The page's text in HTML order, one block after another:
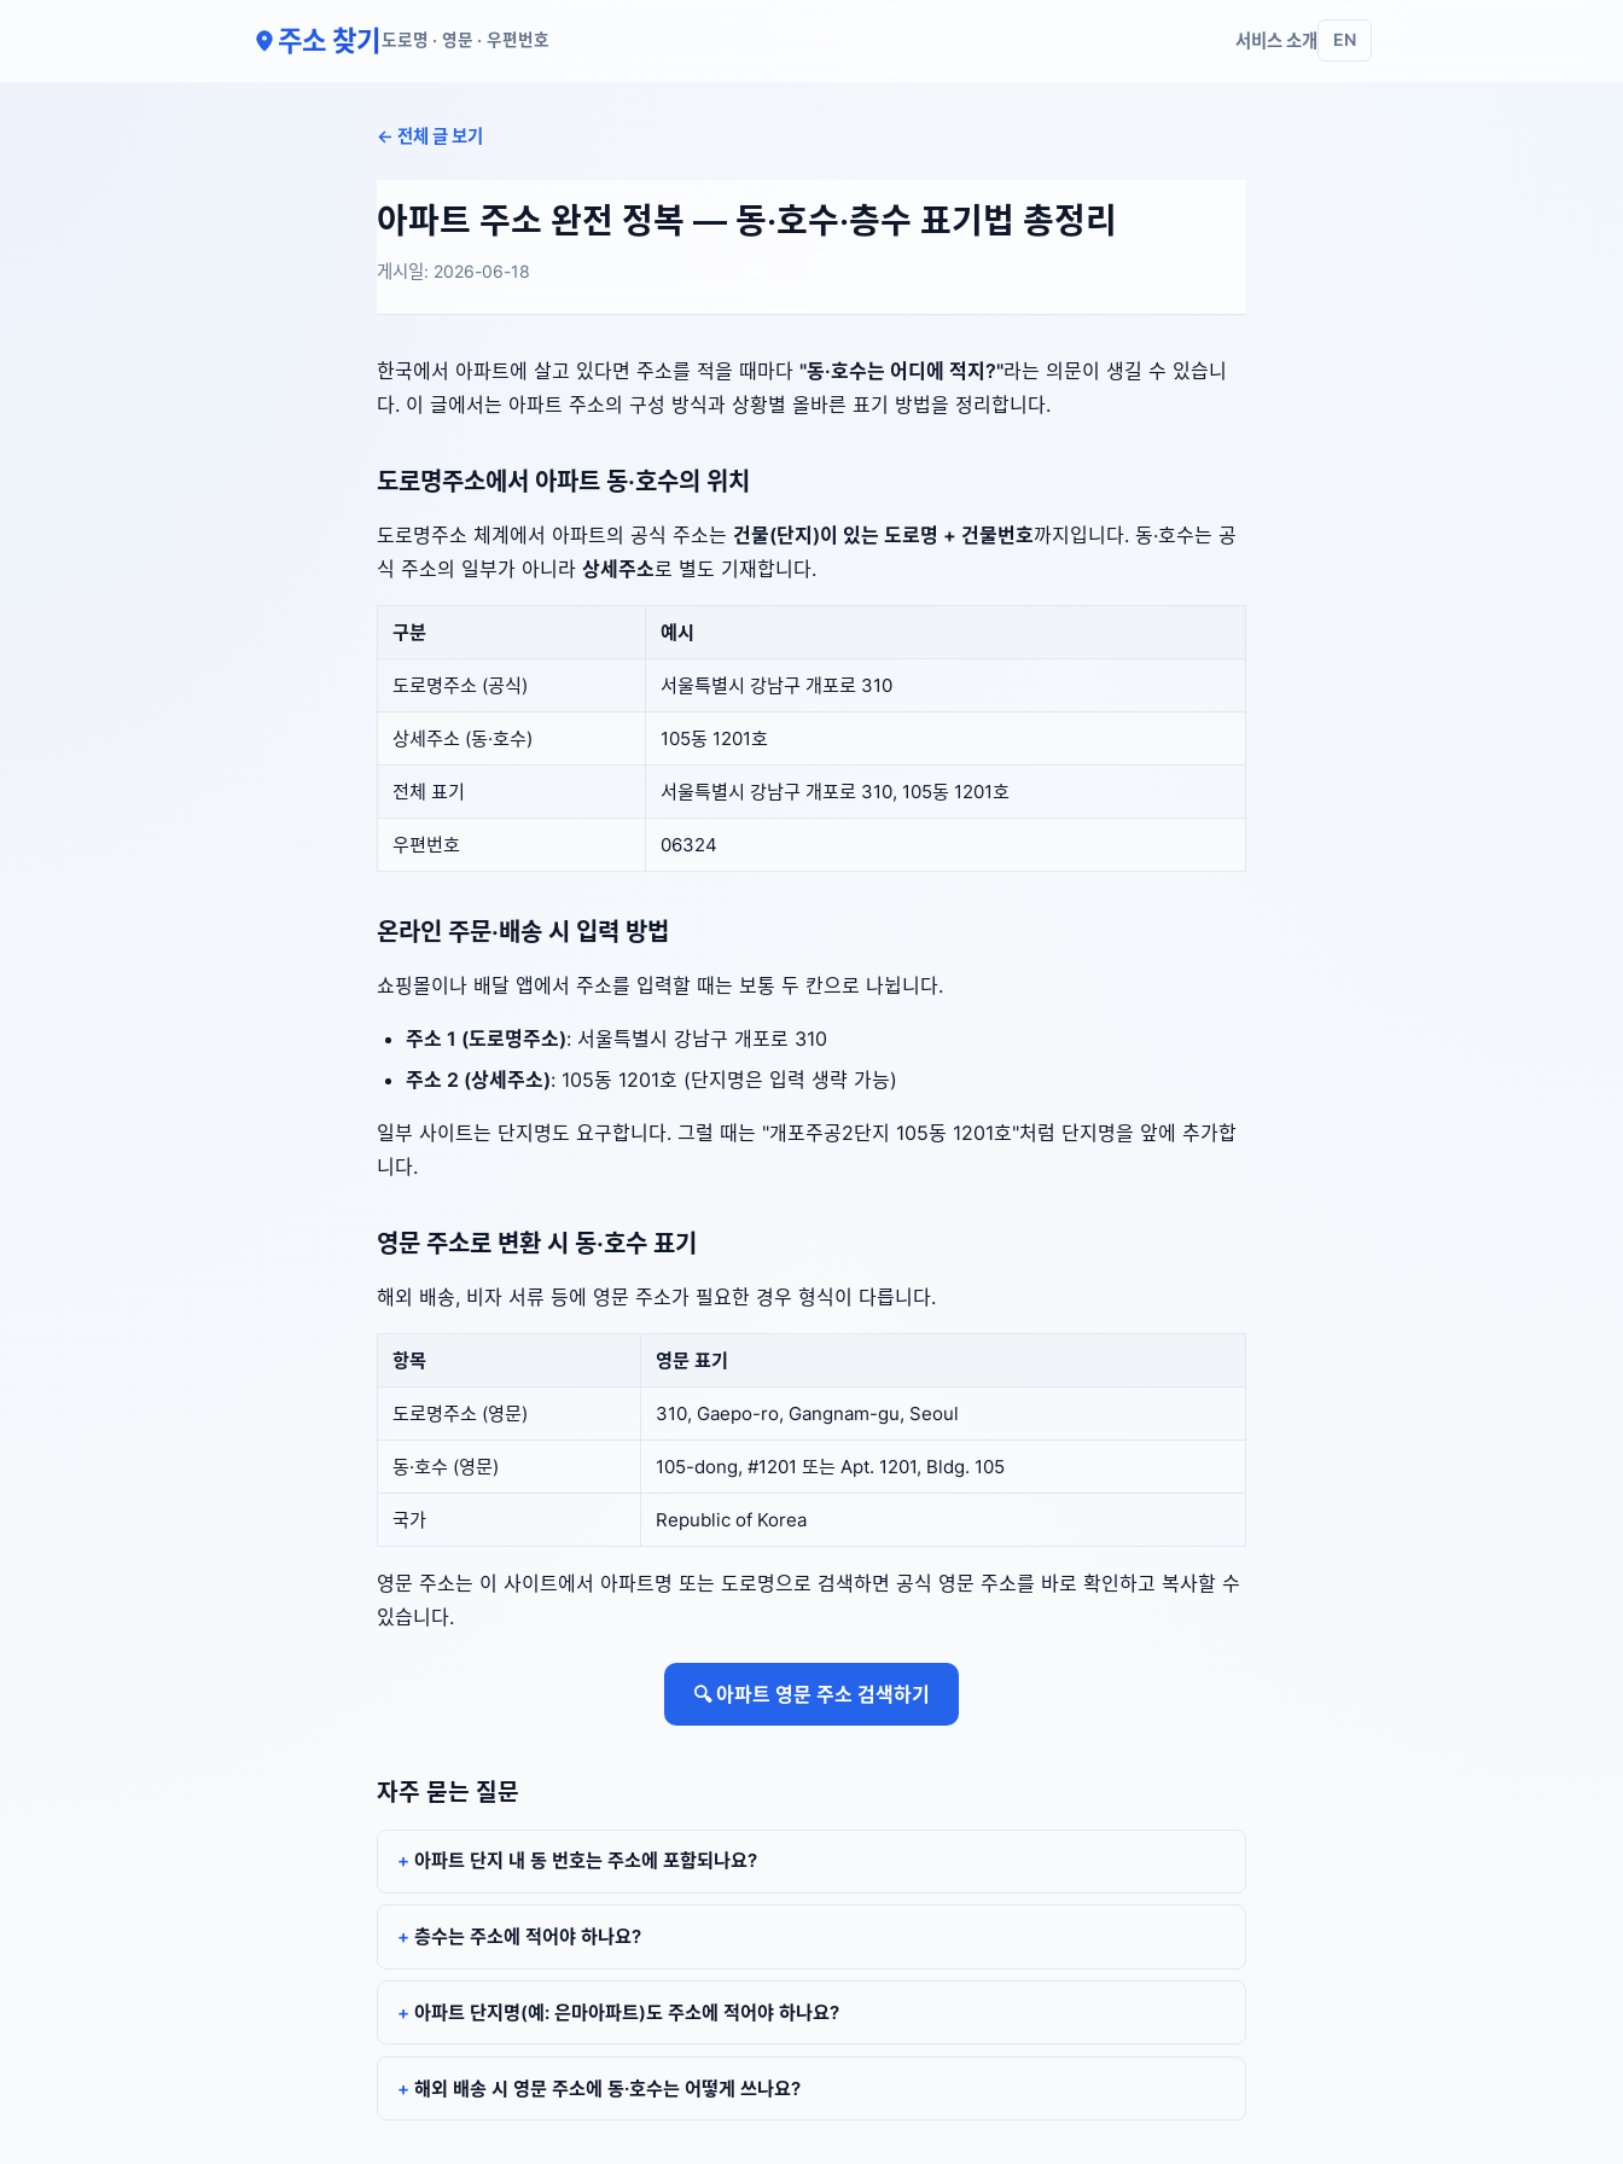
주소 찾기 도로명 · 영문 · 우편번호 서비스 소개 EN
← 전체 글 보기
아파트 주소 완전 정복 — 동·호수·층수 표기법 총정리
게시일: 2026-06-18
한국에서 아파트에 살고 있다면 주소를 적을 때마다 "동·호수는 어디에 적지?"라는 의문이 생길 수 있습니
다. 이 글에서는 아파트 주소의 구성 방식과 상황별 올바른 표기 방법을 정리합니다.
도로명주소에서 아파트 동·호수의 위치
도로명주소 체계에서 아파트의 공식 주소는 건물(단지)이 있는 도로명 + 건물번호까지입니다. 동·호수는 공
식 주소의 일부가 아니라 상세주소로 별도 기재합니다.
구분 예시
도로명주소 (공식) 서울특별시 강남구 개포로 310
상세주소 (동·호수) 105동 1201호
전체 표기 서울특별시 강남구 개포로 310, 105동 1201호
우편번호 06324
온라인 주문·배송 시 입력 방법
쇼핑몰이나 배달 앱에서 주소를 입력할 때는 보통 두 칸으로 나뉩니다.
주소 1 (도로명주소): 서울특별시 강남구 개포로 310
주소 2 (상세주소): 105동 1201호 (단지명은 입력 생략 가능)
일부 사이트는 단지명도 요구합니다. 그럴 때는 "개포주공2단지 105동 1201호"처럼 단지명을 앞에 추가합
니다.
영문 주소로 변환 시 동·호수 표기
해외 배송, 비자 서류 등에 영문 주소가 필요한 경우 형식이 다릅니다.
항목 영문 표기
도로명주소 (영문) 310, Gaepo-ro, Gangnam-gu, Seoul
동·호수 (영문) 105-dong, #1201 또는 Apt. 1201, Bldg. 105
국가 Republic of Korea
영문 주소는 이 사이트에서 아파트명 또는 도로명으로 검색하면 공식 영문 주소를 바로 확인하고 복사할 수
있습니다.
🔍 아파트 영문 주소 검색하기
자주 묻는 질문
아파트 단지 내 동 번호는 주소에 포함되나요?
층수는 주소에 적어야 하나요?
아파트 단지명(예: 은마아파트)도 주소에 적어야 하나요?
해외 배송 시 영문 주소에 동·호수는 어떻게 쓰나요?